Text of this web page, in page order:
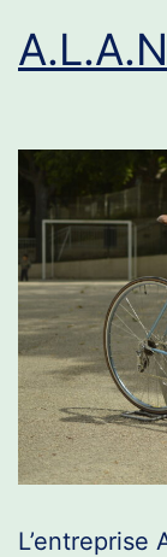
L’entreprise